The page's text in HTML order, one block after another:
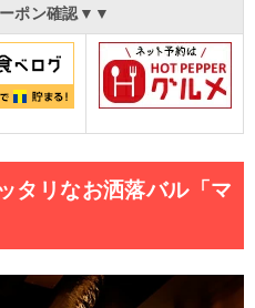
ポン確認▼▼
タリなお洒落バル「マ